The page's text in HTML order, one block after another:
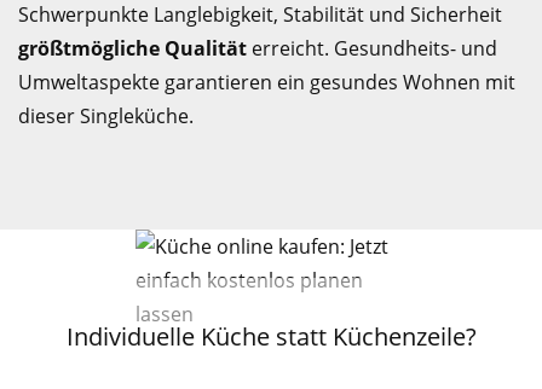
Schwerpunkte Langlebigkeit, Stabilität und Sicherheit
größtmögliche Qualität erreicht. Gesundheits- und
Umweltaspekte garantieren ein gesundes Wohnen mit
dieser Singleküche.
Individuelle Küche statt Küchenzeile?